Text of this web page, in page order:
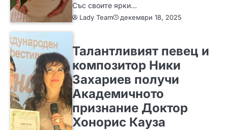
Със своите ярки…
Lady Team декември 18, 2025
Талантливият певец и
композитор Ники
Захариев получи
Академичното
признание Доктор
Хонорис Кауза